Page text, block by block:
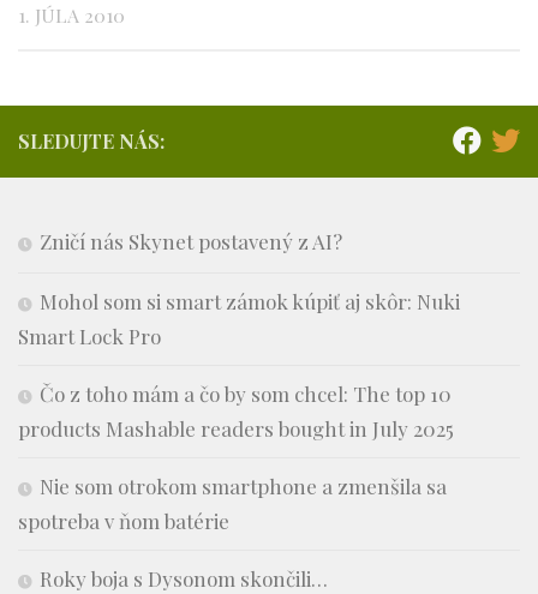
1. JÚLA 2010
SLEDUJTE NÁS:
Zničí nás Skynet postavený z AI?
Mohol som si smart zámok kúpiť aj skôr: Nuki
Smart Lock Pro
Čo z toho mám a čo by som chcel: The top 10
products Mashable readers bought in July 2025
Nie som otrokom smartphone a zmenšila sa
spotreba v ňom batérie
Roky boja s Dysonom skončili…